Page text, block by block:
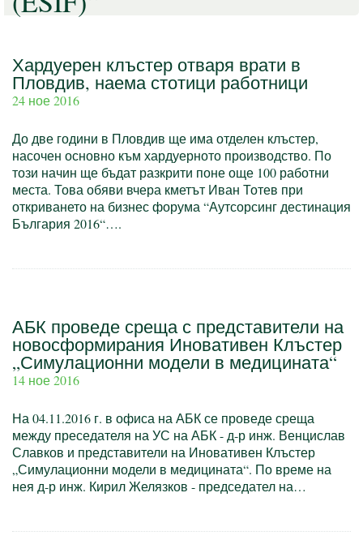
Хардуерен клъстер отваря врати в
Пловдив, наема стотици работници
24 ное 2016
До две години в Пловдив ще има отделен клъстер,
насочен основно към хардуерното производство. По
този начин ще бъдат разкрити поне още 100 работни
места. Това обяви вчера кметът Иван Тотев при
откриването на бизнес форума “Аутсорсинг дестинация
България 2016“….
АБК проведе среща с представители на
новосформирания Иновативен Клъстер
„Симулационни модели в медицината“
14 ное 2016
На 04.11.2016 г. в офиса на АБК се проведе среща
между преседателя на УС на АБК - д-р инж. Венцислав
Славков и представители на Иновативен Клъстер
„Симулационни модели в медицината“. По време на
нея д-р инж. Кирил Желязков - председател на…